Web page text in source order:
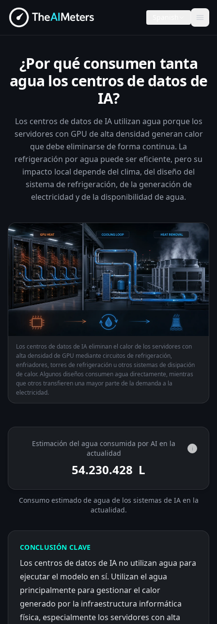
¿Por qué consumen tanta
agua los centros de datos de
IA?
Los centros de datos de IA utilizan agua porque los
servidores con GPU de alta densidad generan calor
que debe eliminarse de forma continua. La
refrigeración por agua puede ser eficiente, pero su
impacto local depende del clima, del diseño del
sistema de refrigeración, de la generación de
electricidad y de la disponibilidad de agua.
Los centros de datos de IA eliminan el calor de los servidores con
alta densidad de GPU mediante circuitos de refrigeración,
enfriadores, torres de refrigeración u otros sistemas de disipación
de calor. Algunos diseños consumen agua directamente, mientras
que otros transfieren una mayor parte de la demanda a la
electricidad.
Estimación del agua consumida por AI en la
actualidad
i
54.231.218 L
Consumo estimado de agua de los sistemas de IA en la
actualidad.
CONCLUSIÓN CLAVE
Los centros de datos de IA no utilizan agua para
ejecutar el modelo en sí. Utilizan el agua
principalmente para gestionar el calor
generado por la infraestructura informática
física, especialmente los servidores con alta